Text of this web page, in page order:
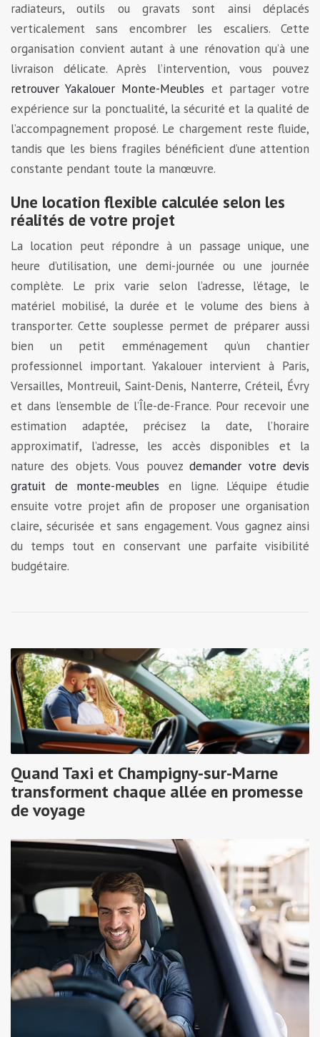
radiateurs, outils ou gravats sont ainsi déplacés
verticalement sans encombrer les escaliers. Cette
organisation convient autant à une rénovation qu’à une
livraison délicate. Après l’intervention, vous pouvez
retrouver Yakalouer Monte-Meubles et partager votre
expérience sur la ponctualité, la sécurité et la qualité de
l’accompagnement proposé. Le chargement reste fluide,
tandis que les biens fragiles bénéficient d’une attention
constante pendant toute la manœuvre.
Une location flexible calculée selon les
réalités de votre projet
La location peut répondre à un passage unique, une
heure d’utilisation, une demi-journée ou une journée
complète. Le prix varie selon l’adresse, l’étage, le
matériel mobilisé, la durée et le volume des biens à
transporter. Cette souplesse permet de préparer aussi
bien un petit emménagement qu’un chantier
professionnel important. Yakalouer intervient à Paris,
Versailles, Montreuil, Saint-Denis, Nanterre, Créteil, Évry
et dans l’ensemble de l’Île-de-France. Pour recevoir une
estimation adaptée, précisez la date, l’horaire
approximatif, l’adresse, les accès disponibles et la
nature des objets. Vous pouvezdemander votre devis
gratuit de monte-meubles en ligne. L’équipe étudie
ensuite votre projet afin de proposer une organisation
claire, sécurisée et sans engagement. Vous gagnez ainsi
du temps tout en conservant une parfaite visibilité
budgétaire.
Quand Taxi et Champigny-sur-Marne
transforment chaque allée en promesse
de voyage